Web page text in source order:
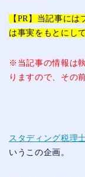
【PR】当記事に
は事実をもとにし
※当記事の情報は
りますので、その
スタディング税理
いうこの企画。